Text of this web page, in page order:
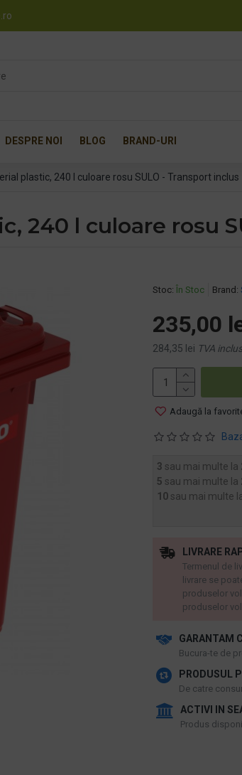
DESPRE NOI BLOG BRAND-URI
plastic, 240 l culoare rosu SULO - Transport inclus
240 l culoare rosu
Stoc: În Stoc Brand:
235,00
284,35 lei TVA inclus
Adaugă la
3 sau mai multe la
5 sau mai multe la
10 sau mai multe
GARANTAM
​Bucura-te de
PRODUSUL
De catre
ACTIVI IN
Produs
LIVRARE
Termenul de
livrare se
produselor
produselor